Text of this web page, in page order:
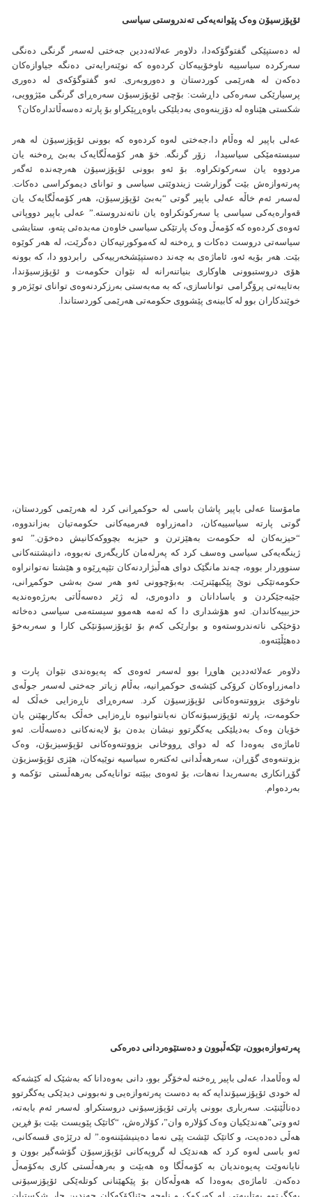
ئۆپۆزسیۆن وەک پێوانەیەکی تەندروستی سیاسی
لە دەستپێکی گفتوگۆکەدا، دلاوەر عەلائەددین جەختی لەسەر گرنگی دەنگی
سەرکردە سیاسییە ناوخۆییەکان کردەوە کە نوێنەرایەتی دەنگە جیاوازەکان
دەکەن لە هەرێمی کوردستان و دەوروبەری. ئەو گفتوگۆکەی لە دەوری
پرسیارێکی سەرەکی داڕشت: بۆچی ئۆپۆزسیۆن سەرەڕای گرنگی مێژوویی،
شکستی هێناوە لە دۆزینەوەی بەدیلێکی باوەڕپێکراو بۆ پارتە دەسەڵاتدارەکان؟
عەلی باپیر لە وەڵام دا،جەختی لەوە کردەوە کە بوونی ئۆپۆزسیۆن لە هەر
سیستەمێکی سیاسیدا، زۆر گرنگە. خۆ هەر کۆمەڵگایەک بەبێ ڕەخنە یان
مردووە یان سەرکوتکراوە. بۆ ئەو بوونی ئۆپۆزسیۆن هەرچەندە ئەگەر
پەرتەوازەش بێت گوزارشت زیندوێتی سیاسی و توانای دیموکراسی دەکات.
لەسەر ئەم خاڵە عەلی باپیر گوتی “بەبێ ئۆپۆزسیۆن، هەر کۆمەڵگایەک یان
قەوارەیەکی سیاسی یا سەرکوتکراوە یان ناتەندروستە.” عەلی باپیر دووپاتی
ئەوەی کردەوە کە کۆمەڵ وەک پارتێکی سیاسی خاوەن مەبدەئی پتەو، ستایشی
سیاسەتی دروست دەکات و ڕەخنە لە کەموکورتیەکان دەگرێت، لە هەر کوێوە
بێت. هەر بۆیە ئەو، ئاماژەی بە چەند دەستپێشخەرییەکی رابردوو دا، کە بوونە
هۆی دروستبوونی هاوکاری بنیاتنەرانە لە نێوان حکومەت و ئۆپۆزسیۆندا،
بەتایبەتی پرۆگرامی تواناسازی، کە بە مەبەستی بەرزکردنەوەی توانای توێژەر و
خوێندکاران بوو لە کابینەی پێشووی حکومەتی هەرێمی کوردستاندا.
مامۆستا عەلی باپیر پاشان باسی لە حوکمڕانی کرد لە هەرێمی کوردستان،
گوتی پارتە سیاسییەکان، دامەزراوە فەرمیەکانی حکومەتیان بەزاندووە،
“حیزبەکان لە حکومەت بەهێزترن و حیزبە بچووکەکانیش دەخۆن.” ئەو
ژینگەیەکی سیاسی وەسف کرد کە پەرلەمان کاریگەری نەبووە، دانیشتنەکانی
سنووردار بووە، چەند مانگێک دوای هەڵبژاردنەکان تێپەڕێوە و هێشتا نەتوانراوە
حکومەتێکی نوێ پێکبهێنرێت. بەبۆچوونی ئەو هەر سێ بەشی حوکمڕانی،
جێبەجێکردن و یاسادانان و دادوەری، لە ژێر دەسەڵاتی بەرژەوەندیە
حزبییەکاندان. ئەو هۆشداری دا کە ئەمە هەموو سیستەمی سیاسی دەخاتە
دۆخێکی ناتەندروستەوە و بوارێکی کەم بۆ ئۆپۆزسیۆنێکی کارا و سەربەخۆ
دەهێڵێتەوە.
دلاوەر عەلائەددین هاوڕا بوو لەسەر ئەوەی کە پەیوەندی نێوان پارت و
دامەزراوەکان کرۆکی کێشەی حوکمڕانیە، بەڵام زیاتر جەختی لەسەر جوڵەی
ناوخۆی بزووتنەوەکانی ئۆپۆزسیۆن کرد. سەرەڕای ناڕەزایی خەڵک لە
حکومەت، پارتە ئۆپۆزسیۆنەکان نەیانتوانیوە ناڕەزایی خەڵک بەکاربهێنن یان
خۆیان وەک بەدیلێکی یەکگرتوو نیشان بدەن بۆ لایەنەکانی دەسەڵات. ئەو
ئاماژەی بەوەدا کە لە دوای ڕووخانی بزووتنەوەکانی ئۆپۆسیزیۆن، وەک
بزوتنەوەی گۆڕان، سەرهەڵدانی ئەکتەرە سیاسیە نوێیەکان، هێزی ئۆپۆسزیۆن
گۆڕانکاری بەسەریدا نەهات، بۆ ئەوەی ببێتە توانایەکی بەرهەڵستی تۆکمە و
بەردەوام.
پەرتەوازەبوون، تێکەڵبوون و دەستێوەردانی دەرەکی
لە وەڵامدا، عەلی باپیر ڕەخنە لەخۆگر بوو، دانی بەوەدانا کە بەشێک لە کێشەکە
لە خودی ئۆپۆزسیۆندایە کە بە دەست پەرتەوازەیی و نەبوونی دیدێکی یەکگرتوو
دەناڵێنێت. سەرباری بوونی پارتی ئۆپۆزسیۆنی دروستکراو. لەسەر ئەم بابەتە،
ئەو وتی”هەندێکیان وەک کۆلارە وان”، کۆلارەش، “کاتێک پێویست بێت بۆ فڕین
هەڵی دەدەیت، و کاتێک ئێشت پێی نەما دەینیشێننەوە.” لە درێژەی قسەکانی،
ئەو باسی لەوە کرد کە هەندێک لە گروپەکانی ئۆپۆزسیۆن گۆشەگیر بوون و
نایانەوێت پەیوەندیان بە کۆمەڵگا وە هەبێت و بەرهەڵستی کاری بەکۆمەڵ
دەکەن. ئاماژەی بەوەدا کە هەوڵەکان بۆ پێکهێنانی کوتلەێکی ئۆپۆزسیۆنی